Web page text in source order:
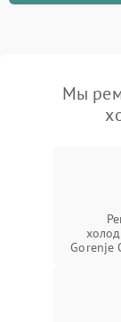
Мы
Gorenje